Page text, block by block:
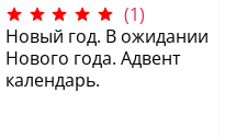
(1)
Новый год. В ожидании
Нового года. Адвент
календарь.